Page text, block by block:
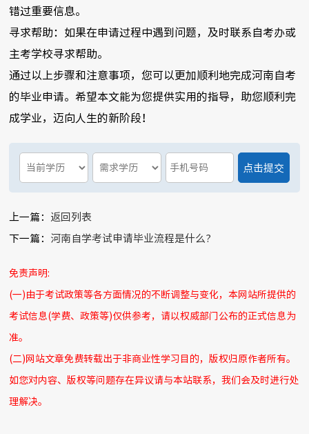
错过重要信息。
寻求帮助：如果在申请过程中遇到问题，及时联系自考办或
主考学校寻求帮助。
通过以上步骤和注意事项，您可以更加顺利地完成河南自考
的毕业申请。希望本文能为您提供实用的指导，助您顺利完
成学业，迈向人生的新阶段！
上一篇： 返回列表
下一篇： 河南自学考试申请毕业流程是什么?
免责声明:
(一)由于考试政策等各方面情况的不断调整与变化，本网站所提供的
考试信息(学费、政策等)仅供参考，请以权威部门公布的正式信息为
准。
(二)网站文章免费转载出于非商业性学习目的，版权归原作者所有。
如您对内容、版权等问题存在异议请与本站联系，我们会及时进行处
理解决。